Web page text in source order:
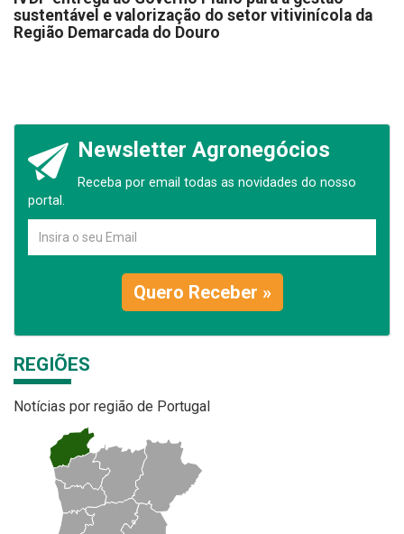
sustentável e valorização do setor vitivinícola da
Região Demarcada do Douro
Newsletter Agronegócios
Receba por email todas as novidades do nosso
portal.
Quero Receber »
REGIÕES
Notícias por região de Portugal